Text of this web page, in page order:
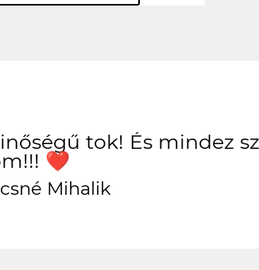
tok! És mindez
❤️
Mihalik